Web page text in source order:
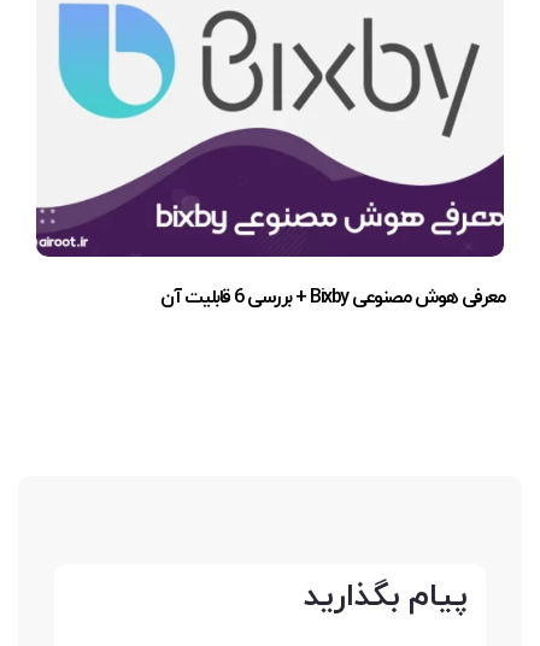
معرفی هوش مصنوعی Bixby + بررسی 6 قابلیت آن
پیام بگذارید